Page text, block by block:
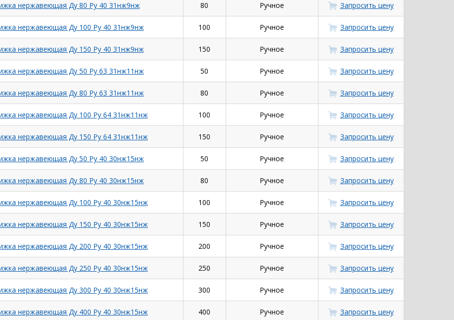
нержавеющая Ду 80 Ру 40 31нж9нж 80 Ручное Запросить цену
нержавеющая Ду 100 Ру 40 31нж9нж 100 Ручное Запросить цену
нержавеющая Ду 150 Ру 40 31нж9нж 150 Ручное Запросить цену
нержавеющая Ду 50 Ру 63 31нж11нж 50 Ручное Запросить цену
нержавеющая Ду 80 Ру 63 31нж11нж 80 Ручное Запросить цену
нержавеющая Ду 100 Ру 64 31нж11нж 100 Ручное Запросить цену
нержавеющая Ду 150 Ру 64 31нж11нж 150 Ручное Запросить цену
нержавеющая Ду 50 Ру 40 30нж15нж 50 Ручное Запросить цену
нержавеющая Ду 80 Ру 40 30нж15нж 80 Ручное Запросить цену
нержавеющая Ду 100 Ру 40 30нж15нж 100 Ручное Запросить цену
нержавеющая Ду 150 Ру 40 30нж15нж 150 Ручное Запросить цену
нержавеющая Ду 200 Ру 40 30нж15нж 200 Ручное Запросить цену
нержавеющая Ду 250 Ру 40 30нж15нж 250 Ручное Запросить цену
нержавеющая Ду 300 Ру 40 30нж15нж 300 Ручное Запросить цену
нержавеющая Ду 400 Ру 40 30нж15нж 400 Ручное Запросить цену